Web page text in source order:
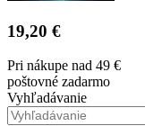
19,20 €
Pri nákupe nad 49 €
poštovné zadarmo
Vyhľadávanie